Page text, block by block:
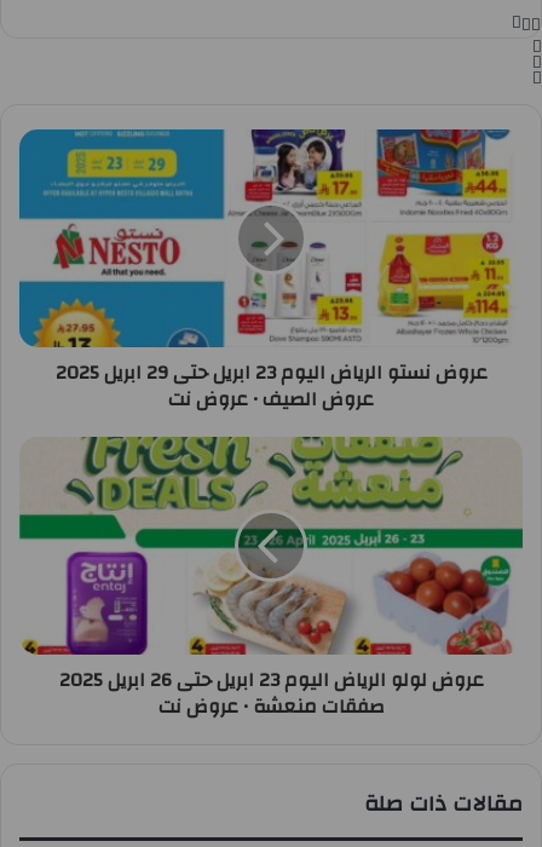
عروض نستو الرياض اليوم 23 ابريل حتى 29 ابريل 2025
عروض الصيف • عروض نت
عروض لولو الرياض اليوم 23 ابريل حتى 26 ابريل 2025
صفقات منعشة • عروض نت
مقالات ذات صلة